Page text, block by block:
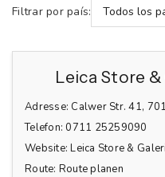
Filtrar por país:
Leica Store
Adresse: Calwer Str. 41,
Telefon: 0711 25259090
Website: Leica Store &
Route: Route planen